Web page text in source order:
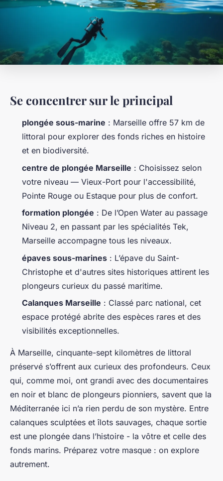
Se concentrer sur le principal
plongée sous-marine : Marseille offre 57 km de
littoral pour explorer des fonds riches en histoire
et en biodiversité.
centre de plongée Marseille : Choisissez selon
votre niveau — Vieux-Port pour l'accessibilité,
Pointe Rouge ou Estaque pour plus de confort.
formation plongée : De l’Open Water au passage
Niveau 2, en passant par les spécialités Tek,
Marseille accompagne tous les niveaux.
épaves sous-marines : L’épave du Saint-
Christophe et d'autres sites historiques attirent les
plongeurs curieux du passé maritime.
Calanques Marseille : Classé parc national, cet
espace protégé abrite des espèces rares et des
visibilités exceptionnelles.
À Marseille, cinquante-sept kilomètres de littoral
préservé s’offrent aux curieux des profondeurs. Ceux
qui, comme moi, ont grandi avec des documentaires
en noir et blanc de plongeurs pionniers, savent que la
Méditerranée ici n’a rien perdu de son mystère. Entre
calanques sculptées et îlots sauvages, chaque sortie
est une plongée dans l’histoire - la vôtre et celle des
fonds marins. Préparez votre masque : on explore
autrement.